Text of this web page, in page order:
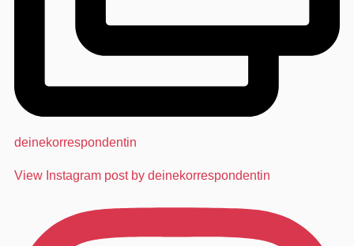
deinekorrespondentin
View Instagram post by deinekorrespondentin